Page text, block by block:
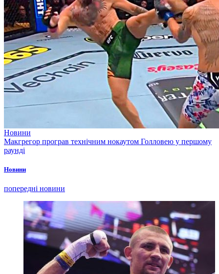
Новини
Макгрегор програв технічним нокаутом Голловею у першому
раунді
Новини
попередні новини